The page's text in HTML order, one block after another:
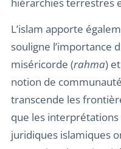
L’islam apporte
souligne l’importance
miséricorde (rahma)
notion de
transcende les
que les
juridiques islamiques